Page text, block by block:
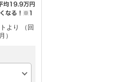
より （回
）